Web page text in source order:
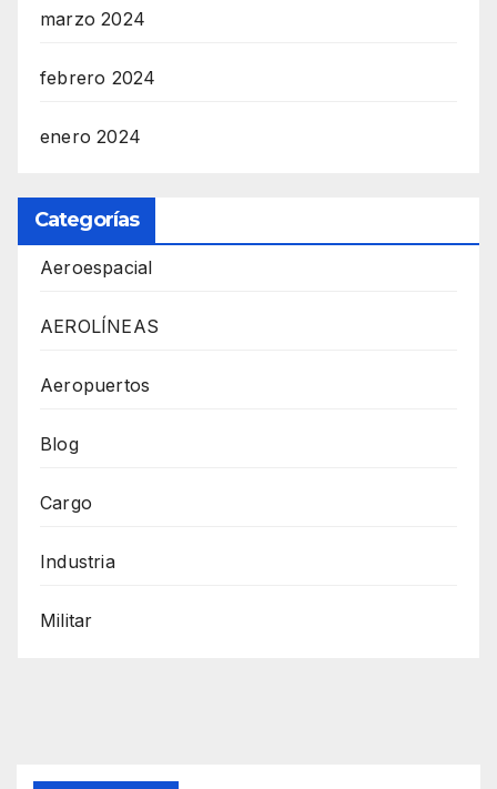
marzo 2024
febrero 2024
enero 2024
Categorías
Aeroespacial
AEROLÍNEAS
Aeropuertos
Blog
Cargo
Industria
Militar